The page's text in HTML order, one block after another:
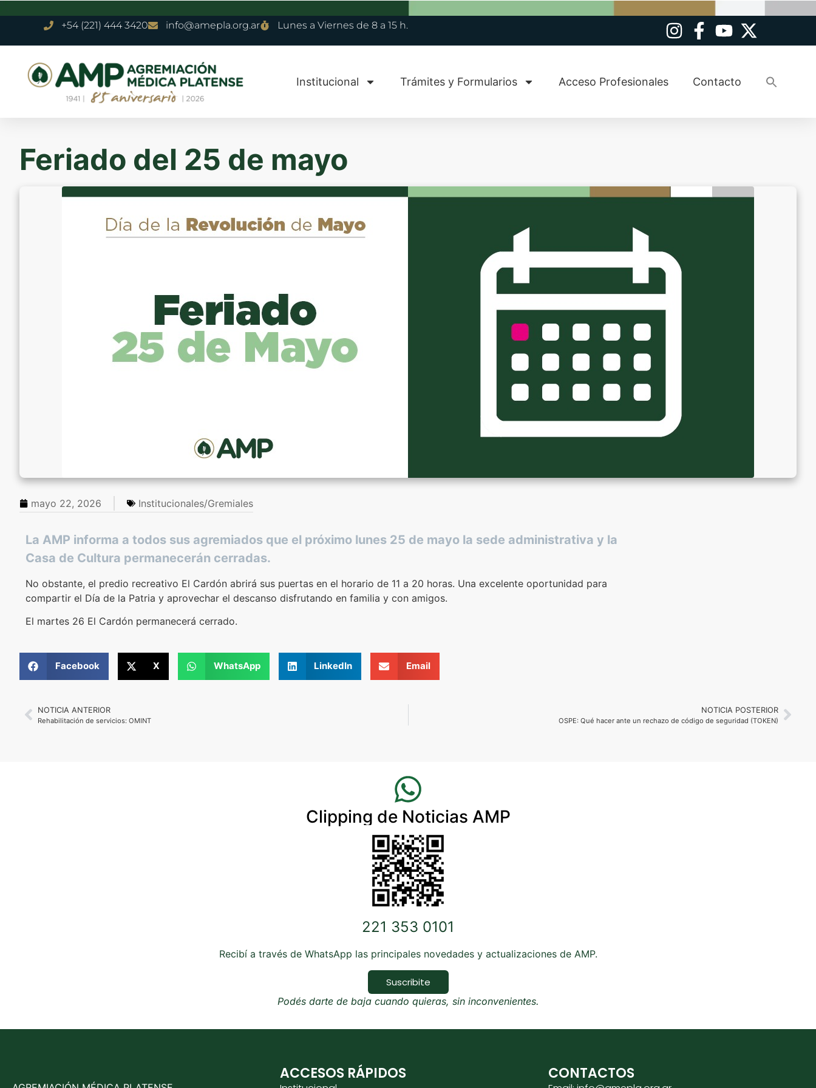
+54 (221) 444 3420 info@amepla.org.ar Lunes a Viernes de 8 a 15 h.
Institucional Trámites y Formularios Acceso Profesionales Contacto
Feriado del 25 de mayo
mayo 22, 2026 Institucionales/Gremiales
La AMP informa a todos sus agremiados que el próximo lunes 25 de mayo la sede administrativa y la
Casa de Cultura permanecerán cerradas.
No obstante, el predio recreativo El Cardón abrirá sus puertas en el horario de 11 a 20 horas. Una excelente oportunidad para
compartir el Día de la Patria y aprovechar el descanso disfrutando en familia y con amigos.
El martes 26 El Cardón permanecerá cerrado.
Facebook X WhatsApp LinkedIn Email
NOTICIA ANTERIOR
Rehabilitación de servicios: OMINT
NOTICIA POSTERIOR
OSPE: Qué hacer ante un rechazo de código de seguridad (TOKEN)
Clipping de Noticias AMP
221 353 0101
Recibí a través de WhatsApp las principales novedades y actualizaciones de AMP.
Suscribite
Podés darte de baja cuando quieras, sin inconvenientes.
ACCESOS RÁPIDOS CONTACTOS